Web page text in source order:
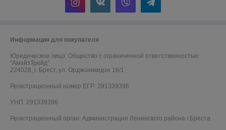
Информация для покупателя
Юридическое лицо: Общество с ограниченной ответственностью
"АмайзТрейд"
224028, г. Брест, ул. Орджоникидзе 16/1
Регистрационный номер ЕГР: 291339396
УНП: 291339396
Регистрационный орган: Администрация Ленинского района г.Бреста